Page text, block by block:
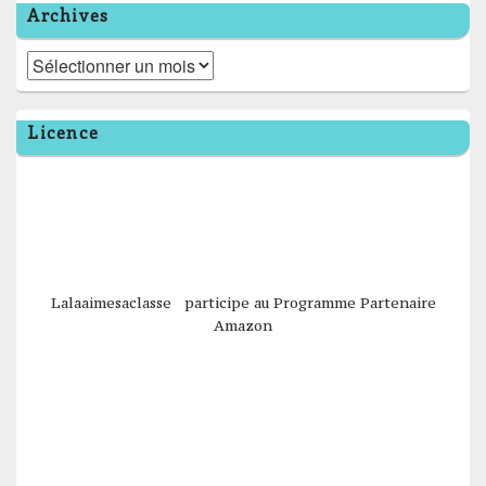
Archives
Archives
Licence
Lalaaimesaclasse participe au Programme Partenaire
Amazon